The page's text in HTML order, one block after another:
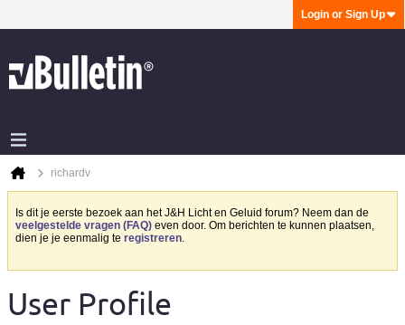
Login or Sign Up
richardv
Is dit je eerste bezoek aan het J&H Licht en Geluid forum? Neem dan de
veelgestelde vragen (FAQ) even door. Om berichten te kunnen plaatsen,
dien je je eenmalig te registreren.
User Profile